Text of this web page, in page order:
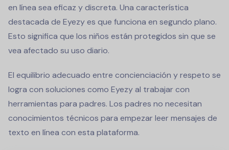
en línea sea eficaz y discreta. Una característica
destacada de Eyezy es que funciona en segundo plano.
Esto significa que los niños están protegidos sin que se
vea afectado su uso diario.
El equilibrio adecuado entre concienciación y respeto se
logra con soluciones como Eyezy al trabajar con
herramientas para padres. Los padres no necesitan
conocimientos técnicos para empezarleer mensajes de
texto en línea con esta plataforma.